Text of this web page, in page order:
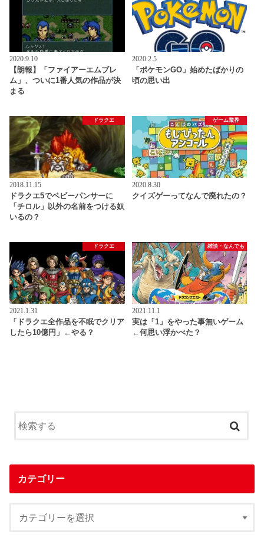
2020.9.10
【朗報】「ファイアーエムブレ
ム」、ついに1番人気の作品が決
まる
2020.2.5
「ポケモンGO」始めたばかりの
頃の思い出
ドラクエ
2018.11.15
ドラクエ5でベビーパンサーに
「チロル」以外の名前をつける奴
いるの？
ゲーム業界
2020.8.30
クイズゲーってなんで廃れたの？
ドラクエ
2021.1.31
「ドラクエ全作品を不眠でクリア
したら10億円」←やる？
雑談・なんでも
2021.11.1
実は「1」をやった事無いゲーム
←何思い浮かべた？
カテゴリー